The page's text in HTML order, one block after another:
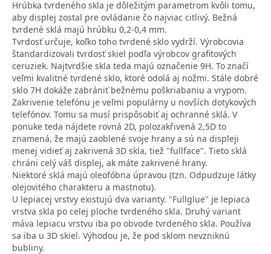
Hrúbka tvrdeného skla je dôležitým parametrom kvôli tomu,
aby displej zostal pre ovládanie čo najviac citlivý. Bežná
tvrdené sklá majú hrúbku 0,2-0,4 mm.
Tvrdosť určuje, koľko toho tvrdené sklo vydrží. Výrobcovia
štandardizovali tvrdosť skiel podľa výrobcov grafitových
ceruziek. Najtvrdšie skla teda majú označenie 9H. To značí
veľmi kvalitné tvrdené sklo, ktoré odolá aj nožmi. Stále dobré
sklo 7H dokáže zabrániť bežnému poškriabaniu a vrypom.
Zakrivenie telefónu je veľmi populárny u novších dotykových
telefónov. Tomu sa musí prispôsobiť aj ochranné sklá. V
ponuke teda nájdete rovná 2D, polozakřivená 2,5D to
znamená, že majú zaoblené svoje hrany a sú na displeji
menej vidieť aj zakrivená 3D skla, tiež "fullface". Tieto sklá
chráni celý váš displej, ak máte zakrivené hrany.
Niektoré sklá majú oleofóbna úpravou (tzn. Odpudzuje látky
olejovitého charakteru a mastnotu).
U lepiacej vrstvy existujú dva varianty. "Fullglue" je lepiaca
vrstva skla po celej ploche tvrdeného skla. Druhý variant
máva lepiacu vrstvu iba po obvode tvrdeného skla. Používa
sa iba u 3D skiel. Výhodou je, že pod sklom nevzniknú
bubliny.